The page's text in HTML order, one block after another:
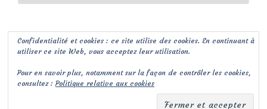
Confidentialité et cookies : ce site utilise des cookies. En continuant à
utiliser ce site Web, vous acceptez leur utilisation.
Pour en savoir plus, notamment sur la façon de contrôler les cookies,
consultez :Politique relative aux cookies